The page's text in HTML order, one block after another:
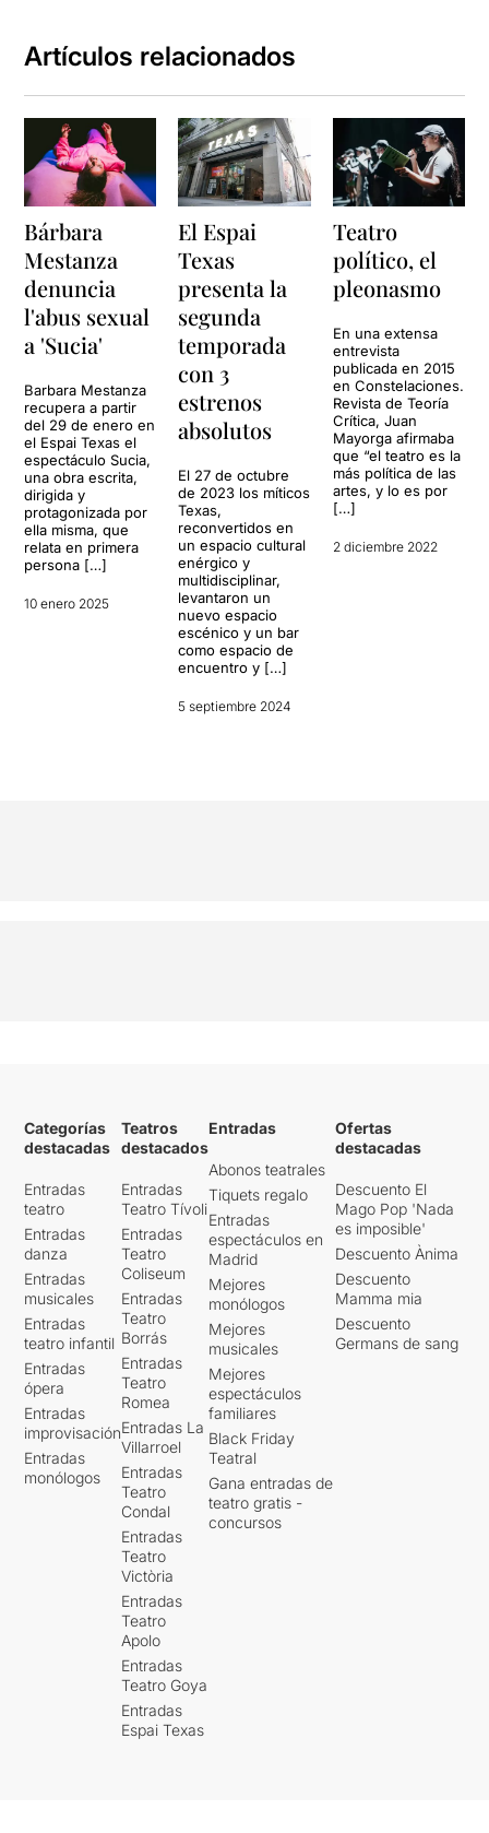
Artículos relacionados
Bárbara
Mestanza
denuncia
l'abus sexual
a 'Sucia'
Barbara Mestanza
recupera a partir
del 29 de enero en
el Espai Texas el
espectáculo Sucia,
una obra escrita,
dirigida y
protagonizada por
ella misma, que
relata en primera
persona […]
10 enero 2025
El Espai
Texas
presenta la
segunda
temporada
con 3
estrenos
absolutos
El 27 de octubre
de 2023 los míticos
Texas,
reconvertidos en
un espacio cultural
enérgico y
multidisciplinar,
levantaron un
nuevo espacio
escénico y un bar
como espacio de
encuentro y […]
5 septiembre 2024
Teatro
político, el
pleonasmo
En una extensa
entrevista
publicada en 2015
en Constelaciones.
Revista de Teoría
Crítica, Juan
Mayorga afirmaba
que “el teatro es la
más política de las
artes, y lo es por
[…]
2 diciembre 2022
Categorías
destacadas
Entradas
teatro
Entradas
danza
Entradas
musicales
Entradas
teatro infantil
Entradas
ópera
Entradas
improvisación
Entradas
monólogos
Teatros
destacados
Entradas
Teatro Tívoli
Entradas
Teatro
Coliseum
Entradas
Teatro
Borrás
Entradas
Teatro
Romea
Entradas La
Villarroel
Entradas
Teatro
Condal
Entradas
Teatro
Victòria
Entradas
Teatro
Apolo
Entradas
Teatro Goya
Entradas
Espai Texas
Entradas
Abonos teatrales
Tiquets regalo
Entradas
espectáculos en
Madrid
Mejores
monólogos
Mejores
musicales
Mejores
espectáculos
familiares
Black Friday
Teatral
Gana entradas de
teatro gratis -
concursos
Ofertas
destacadas
Descuento El
Mago Pop 'Nada
es imposible'
Descuento Ànima
Descuento
Mamma mia
Descuento
Germans de sang